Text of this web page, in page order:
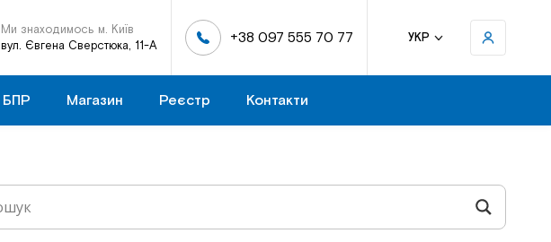
Ми знаходимось м. Київ
вул. Євгена Сверстюка, 11-А
+38 097 555 70 77 УКР
БПР Магазин Реєстр Контакти